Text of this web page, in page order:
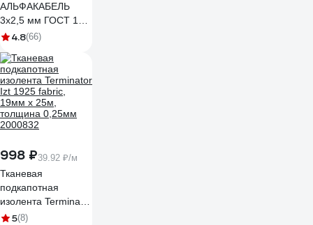
АЛЬФАКАБЕЛЬ
3х2,5 мм ГОСТ 100
м 05053
4.8(66)
998 ₽39.92 ₽/м
Тканевая
подкапотная
изолента Terminator
Izt 1925 fabric,
5(8)